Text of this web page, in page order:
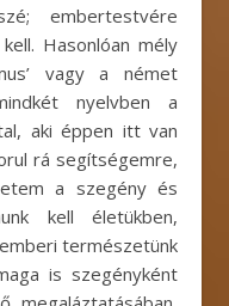
embertestvére
Hasonlóan mély
vagy a német
nyelvben a
aki éppen itt van
rá segítségemre,
a szegény és
kell életükben,
természetünk
is szegényként